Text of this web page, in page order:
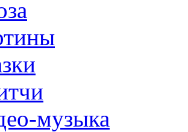
музыка